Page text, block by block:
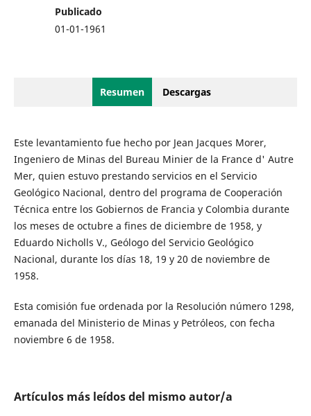
Publicado
01-01-1961
Resumen Descargas
Este levantamiento fue hecho por Jean Jacques Morer,
Ingeniero de Minas del Bureau Minier de la France d' Autre
Mer, quien estuvo prestando servicios en el Servicio
Geológico Nacional, dentro del programa de Cooperación
Técnica entre los Gobiernos de Francia y Colombia durante
los meses de octubre a fines de diciembre de 1958, y
Eduardo Nicholls V., Geólogo del Servicio Geológico
Nacional, durante los días 18, 19 y 20 de noviembre de
1958.
Esta comisión fue ordenada por la Resolución número 1298,
emanada del Ministerio de Minas y Petróleos, con fecha
noviembre 6 de 1958.
Artículos más leídos del mismo autor/a